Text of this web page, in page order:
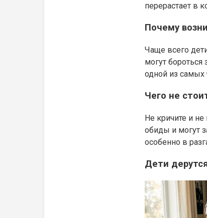
перерастает в
Почему
Чаще всего
могут
одной из самых
Чего не
Не кричите и
обиды и могут
особенно в
Дети